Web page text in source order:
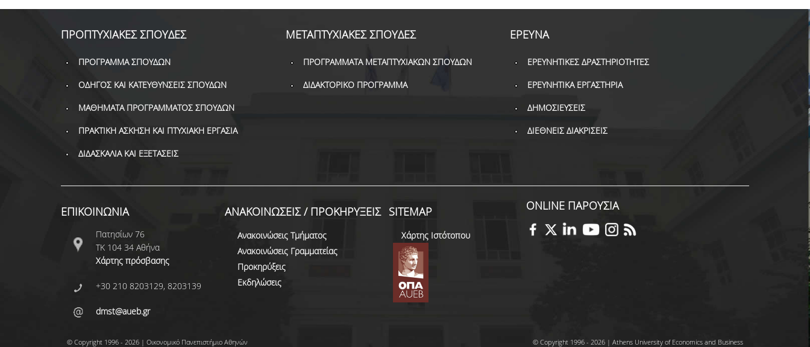
ΠΡΟΠΤΥΧΙΑΚΕΣ ΣΠΟΥΔΕΣ
ΠΡΟΓΡΑΜΜΑ ΣΠΟΥΔΩΝ
ΟΔΗΓΟΣ ΚΑΙ ΚΑΤΕΥΘΥΝΣΕΙΣ ΣΠΟΥΔΩΝ
ΜΑΘΗΜΑΤΑ ΠΡΟΓΡΑΜΜΑΤΟΣ ΣΠΟΥΔΩΝ
ΠΡΑΚΤΙΚΗ ΑΣΚΗΣΗ ΚΑΙ ΠΤΥΧΙΑΚΗ ΕΡΓΑΣΙΑ
ΔΙΔΑΣΚΑΛΙΑ ΚΑΙ ΕΞΕΤΑΣΕΙΣ
ΜΕΤΑΠΤΥΧΙΑΚΕΣ ΣΠΟΥΔΕΣ
ΠΡΟΓΡΑΜΜΑΤΑ ΜΕΤΑΠΤΥΧΙΑΚΩΝ ΣΠΟΥΔΩΝ
ΔΙΔΑΚΤΟΡΙΚΟ ΠΡΟΓΡΑΜΜΑ
ΕΡΕΥΝΑ
ΕΡΕΥΝΗΤΙΚΕΣ ΔΡΑΣΤΗΡΙΟΤΗΤΕΣ
ΕΡΕΥΝΗΤΙΚΑ ΕΡΓΑΣΤΗΡΙΑ
ΔΗΜΟΣΙΕΥΣΕΙΣ
ΔΙΕΘΝΕΙΣ ΔΙΑΚΡΙΣΕΙΣ
ΕΠΙΚΟΙΝΩΝΙΑ
Πατησίων 76
ΤΚ 104 34 Αθήνα
Χάρτης πρόσβασης
+30 210 8203129, 8203139
dmst@aueb.gr
ΑΝΑΚΟΙΝΩΣΕΙΣ / ΠΡΟΚΗΡΥΞΕΙΣ
Ανακοινώσεις Τμήματος
Ανακοινώσεις Γραμματείας
Προκηρύξεις
Εκδηλώσεις
SITEMAP
Χάρτης Ιστότοπου
ONLINE ΠΑΡΟΥΣΙΑ
© Copyright 1996 - 2026 | Οικονομικό Πανεπιστήμιο Αθηνών © Copyright 1996 - 2026 | Athens University of Economics and Business